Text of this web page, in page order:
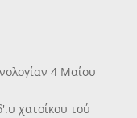
4 Μαίου
χατοίκου τού